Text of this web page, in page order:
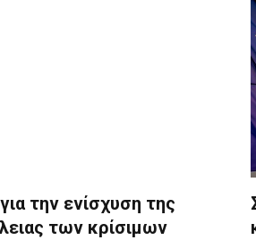
την ενίσχυση της
των κρίσιμων